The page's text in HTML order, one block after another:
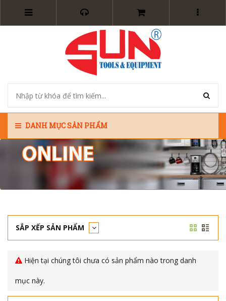
DANH MỤC SẢN PHẨM
SẮP XẾP SẢN PHẨM
Hiện tại chúng tôi chưa có sản phẩm nào trong danh
mục này.